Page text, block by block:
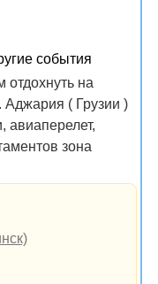
события
отдохнуть на
Аджария ( Грузии )
авиаперелет,
зона